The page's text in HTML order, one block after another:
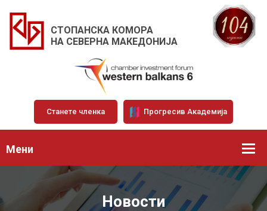
СТОПАНСКА КОМОРА
НА СЕВЕРНА МАКЕДОНИЈА
Станете членка Прогресив Академија
Мени
Новости